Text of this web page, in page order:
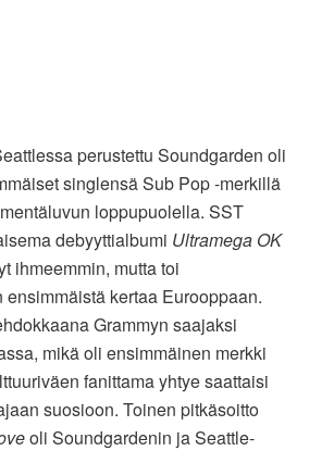
perustettu Soundgarden oli
singlensä Sub Pop -merkillä
loppupuolella. SST
debyyttialbumi Ultramega OK
ihmeemmin, mutta toi
kertaa Eurooppaan.
Grammyn saajaksi
mikä oli ensimmäinen merkki
fanittama yhtye saattaisi
suosioon. Toinen pitkäsoitto
oli Soundgardenin ja Seattle-